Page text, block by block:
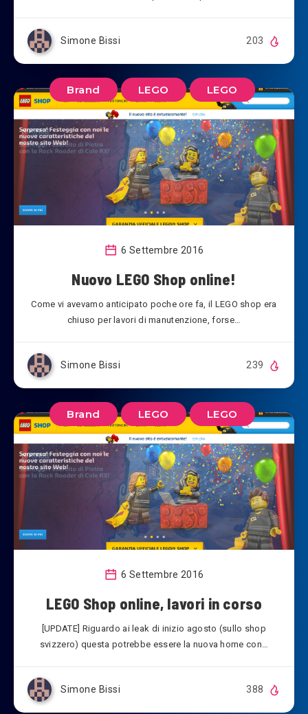
Simone Bissi 203
Brand LEGO LEGO
6 Settembre 2016
Nuovo LEGO Shop online!
Come vi avevamo anticipato poche ore fa, il LEGO shop era
chiuso per lavori di manutenzione, forse…
Simone Bissi 239
Brand LEGO LEGO
6 Settembre 2016
LEGO Shop online, lavori in corso
[UPDATE] Riguardo ai leak di inizio agosto (sullo shop
svizzero) questa potrebbe essere la nuova home con…
Simone Bissi 388